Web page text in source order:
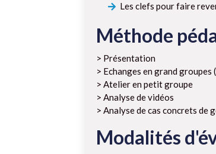
Les clefs pour faire
Méthode
> Présentation
> Echanges en grand
> Atelier en petit groupe
> Analyse de vidéos
> Analyse de cas concrets de
Modalités